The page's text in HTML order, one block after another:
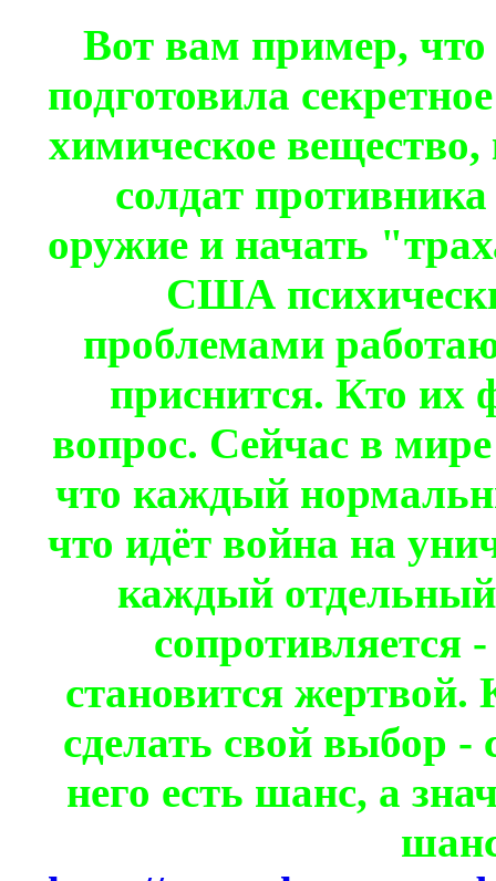
Вот вам пример,
подготовила
химическое вещество,
солдат
оружие и начать
США
проблемами
приснится. Кто их
вопрос. Сейчас в
что каждый
что идёт война на
каждый отдельный
сопротивляется
становится
сделать свой выбор -
него есть шанс, а